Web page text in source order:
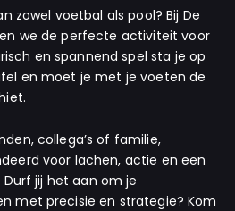
zowel voetbal als pool? Bij De
we de perfecte activiteit voor
en spannend spel sta je op
en moet je met je voeten de
collega’s of familie,
voor lachen, actie en een
jij het aan om je
met precisie en strategie? Kom